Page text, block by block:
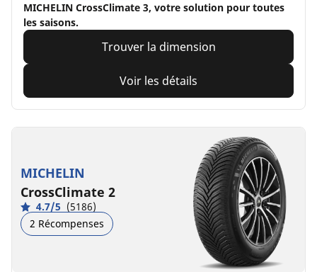
MICHELIN CrossClimate 3, votre solution pour toutes
les saisons.
Trouver la dimension
Voir les détails
MICHELIN
CrossClimate 2
4.7/5 (5186)
2 Récompenses